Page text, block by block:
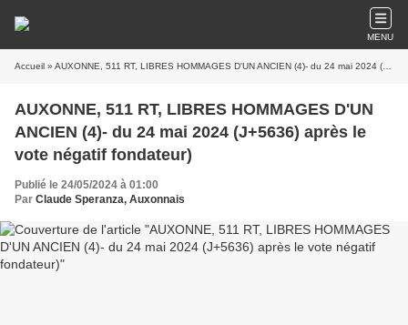
MENU
Accueil » AUXONNE, 511 RT, LIBRES HOMMAGES D'UN ANCIEN (4)- du 24 mai 2024 (J+5636) après le vote négatif fondateur)
AUXONNE, 511 RT, LIBRES HOMMAGES D'UN
ANCIEN (4)- du 24 mai 2024 (J+5636) après le
vote négatif fondateur)
Publié le 24/05/2024 à 01:00
Par Claude Speranza, Auxonnais